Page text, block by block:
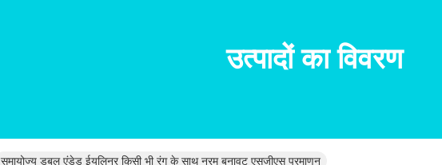
उत्पादों का विवरण
समायोज्य डबल एंडेड ईयलिनर किसी भी रंग के साथ नरम बनावट एसजीएस प्रमाणन